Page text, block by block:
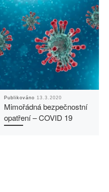
Publikováno 13.3.2020
Mimořádná bezpečnostní
opatření – COVID 19